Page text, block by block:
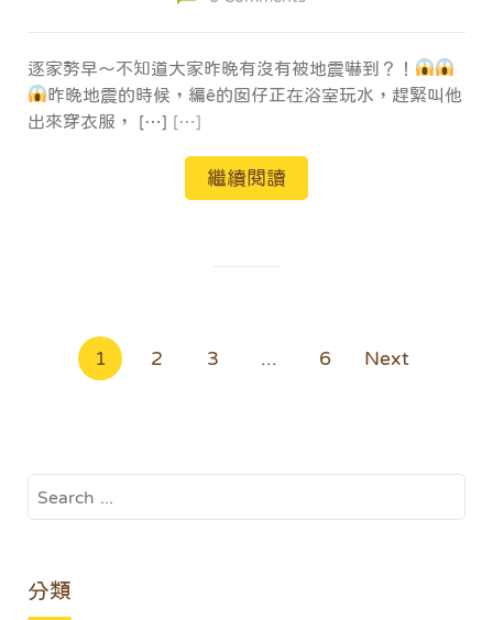
逐家𠢕早～不知道大家昨晚有沒有被地震嚇到？！
昨晚地震的時候，編ê的囡仔正在浴室玩水，趕緊叫他
出來穿衣服， […] […]
繼續閱讀
1 2 3 ... 6 Next
分類